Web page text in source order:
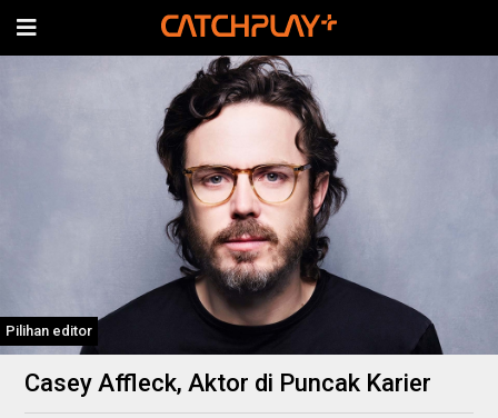
Pilihan editor
Casey Affleck, Aktor di Puncak Karier